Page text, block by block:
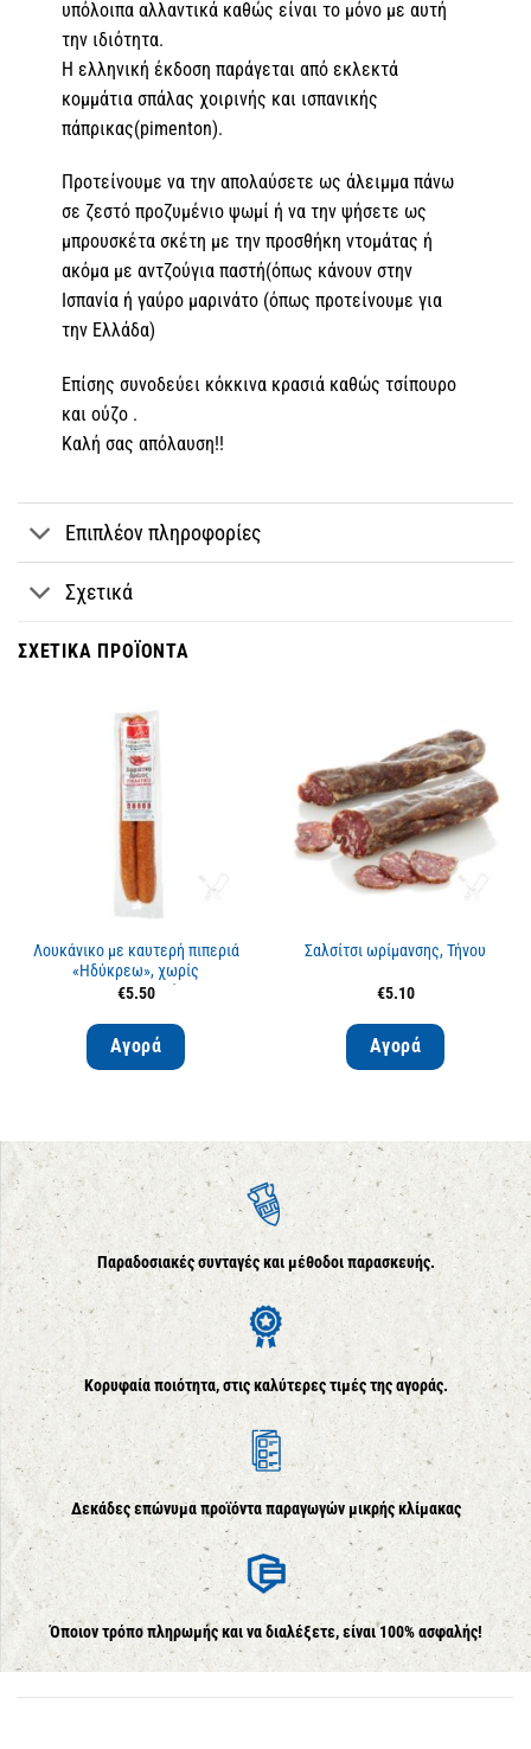
υπόλοιπα αλλαντικά καθώς είναι το μόνο με αυτή
την ιδιότητα.
Η ελληνική έκδοση παράγεται από εκλεκτά
κομμάτια σπάλας χοιρινής και ισπανικής
πάπρικας(pimentοn).
Προτείνουμε να την απολαύσετε ως άλειμμα πάνω
σε ζεστό προζυμένιο ψωμί ή να την ψήσετε ως
μπρουσκέτα σκέτη με την προσθήκη ντομάτας ή
ακόμα με αντζούγια παστή(όπως κάνουν στην
Ισπανία ή γαύρο μαρινάτο (όπως προτείνουμε για
την Ελλάδα)
Επίσης συνοδεύει κόκκινα κρασιά καθώς τσίπουρο
και ούζο .
Καλή σας απόλαυση!!
Επιπλέον πληροφορίες
Σχετικά
ΣΧΕΤΙΚΆ ΠΡΟΪΌΝΤΑ
Λουκάνικο με καυτερή πιπεριά
«Ηδύκρεω», χωρίς
συντηρητικά
€5.50
Αγορά
Σαλσίτσι ωρίμανσης, Τήνου
€5.10
Αγορά
Παραδοσιακές συνταγές και μέθοδοι παρασκευής.
Κορυφαία ποιότητα, στις καλύτερες τιμές της αγοράς.
Δεκάδες επώνυμα προϊόντα παραγωγών μικρής κλίμακας
Όποιον τρόπο πληρωμής και να διαλέξετε, είναι 100% ασφαλής!